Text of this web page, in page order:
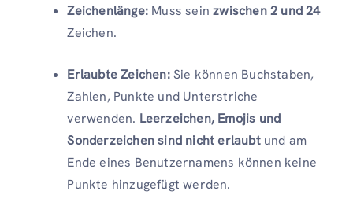
Zeichenlänge: Muss seinzwischen 2 und 24
Zeichen.
Erlaubte Zeichen:Sie können Buchstaben,
Zahlen, Punkte und Unterstriche
verwenden. Leerzeichen, Emojis und
Sonderzeichen sind nicht erlaubtund am
Ende eines Benutzernamens können keine
Punkte hinzugefügt werden.